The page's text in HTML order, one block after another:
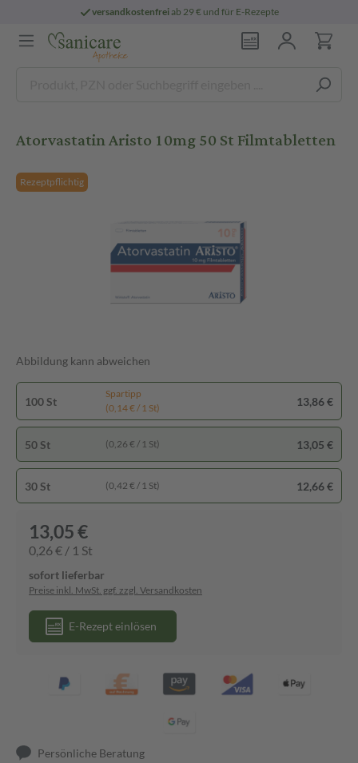
versandkostenfreiab 29 € und für E-Rezepte
Atorvastatin Aristo 10mg 50 St Filmtabletten
Rezeptpflichtig
Abbildung kann abweichen
100 St
Spartipp
(0,14 € / 1 St)
13,86 €
50 St (0,26 € / 1 St) 13,05 €
30 St (0,42 € / 1 St) 12,66 €
13,05 €
0,26 € / 1 St
sofort lieferbar
Preise inkl. MwSt. ggf. zzgl. Versandkosten
E-Rezept einlösen
Persönliche Beratung